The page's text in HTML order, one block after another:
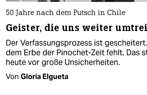
50 Jahre nach dem Putsch in Chile
Geister, die uns weiter
Der Verfassungsprozess ist
dem Erbe der Pinochet-Zeit fehlt. Das
heute vor große Unsicherheiten.
Von Gloria Elgueta